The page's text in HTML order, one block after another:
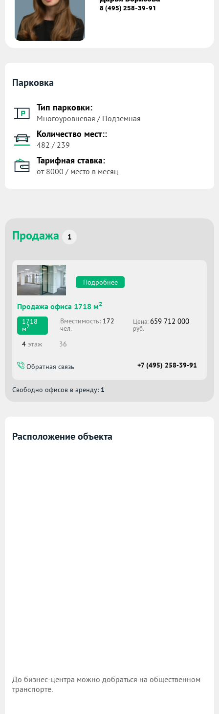
8 (495) 258-39-91
Парковка
Тип парковки:
Многоуровневая / Подземная
Количество мест::
482 / 239
Тарифная ставка:
от 8000 / место в месяц
Продажа 1
Подробнее
Продажа офиса 1718 м2
1718
м2
Вместимоcть: 172
чел.
Цена: 659 712 000
руб.
4 этаж 36
Обратная связь +7 (495) 258-39-91
Свободно офисов в аренду: 1
Расположение объекта
До бизнес-центра можно добраться на общественном
транспорте.